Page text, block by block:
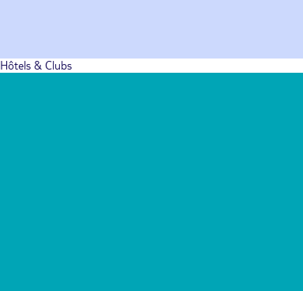
Hôtels & Clubs